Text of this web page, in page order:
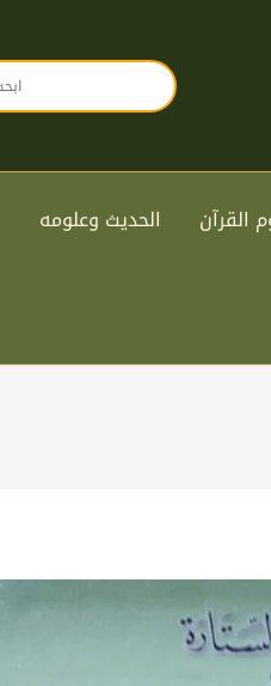
القرآن الحديث وعلومه